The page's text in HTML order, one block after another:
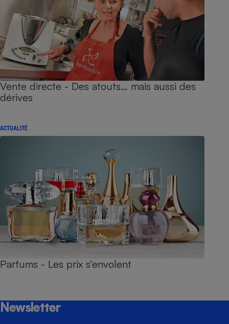
Vente directe - Des atouts… mais aussi des
dérives
ACTUALITÉ
Parfums - Les prix s’envolent
Newsletter